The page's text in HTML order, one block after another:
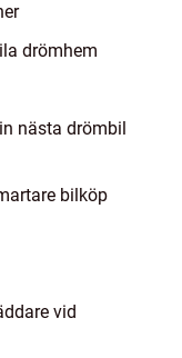
drömhem
nästa drömbil
bilköp
vid